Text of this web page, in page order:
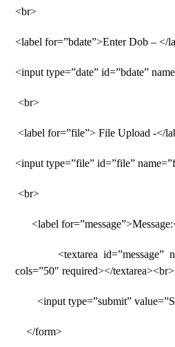
<br>
<label for=”bdate”>Enter Dob – </
<input type=”date” id=”bdate”
<br>
<label for=”file”> File Upload -</
<input type=”file” id=”file”
<br>
<label
<textarea id=”message”
cols=”50″ required></
<input type=”submit”
</form>